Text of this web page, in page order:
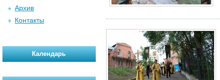
Архив
Контакты
Календарь